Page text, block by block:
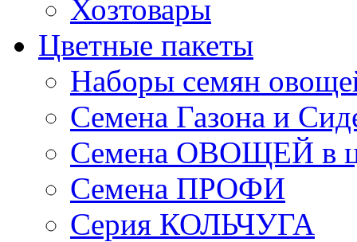
Хозтовары
Цветные пакеты
Наборы семян
Семена Газона и
Семена ОВОЩЕЙ в
Семена ПРОФИ
Серия КОЛЬЧУГА